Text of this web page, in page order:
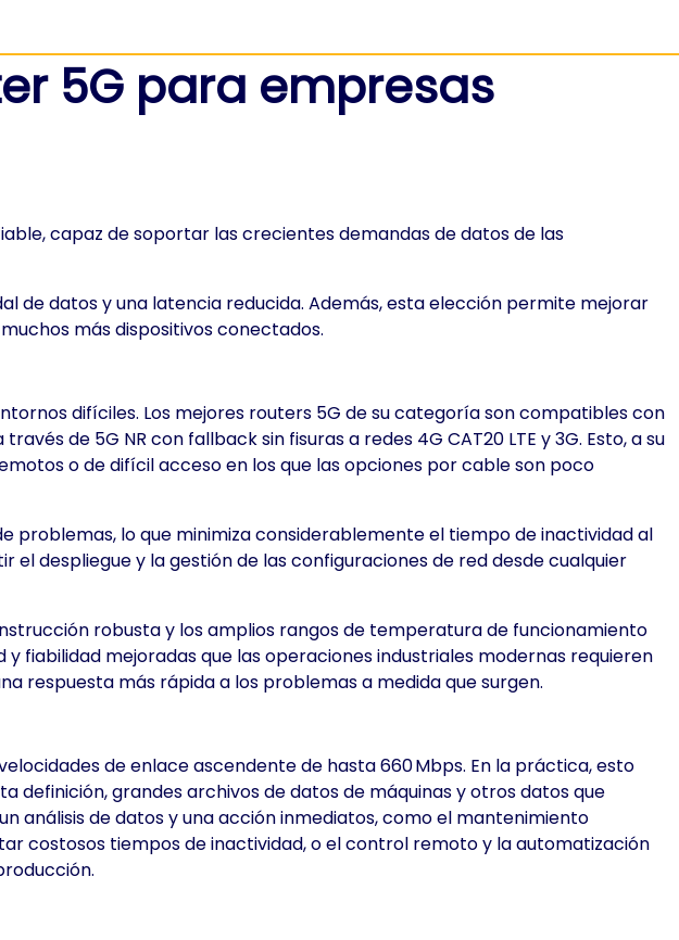
5G para empresas
capaz de soportar las crecientes demandas de datos de las
de datos y una latencia reducida. Además, esta elección permite mejorar
más dispositivos conectados.
difíciles. Los mejores routers 5G de su categoría son compatibles con
de 5G NR con fallback sin fisuras a redes 4G CAT20 LTE y 3G. Esto, a su
o de difícil acceso en los que las opciones por cable son poco
lo que minimiza considerablemente el tiempo de inactividad al
el despliegue y la gestión de las configuraciones de red desde cualquier
robusta y los amplios rangos de temperatura de funcionamiento
fiabilidad mejoradas que las operaciones industriales modernas requieren
respuesta más rápida a los problemas a medida que surgen.
de enlace ascendente de hasta 660 Mbps. En la práctica, esto
definición, grandes archivos de datos de máquinas y otros datos que
análisis de datos y una acción inmediatos, como el mantenimiento
costosos tiempos de inactividad, o el control remoto y la automatización